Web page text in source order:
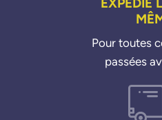
Pour toutes
passées